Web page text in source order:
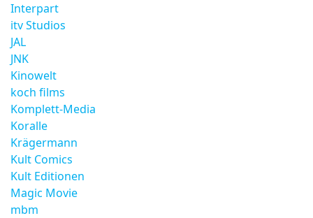
Interpart
itv Studios
JAL
JNK
Kinowelt
koch films
Komplett-Media
Koralle
Krägermann
Kult Comics
Kult Editionen
Magic Movie
mbm